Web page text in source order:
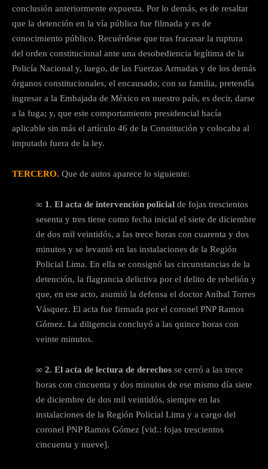
conclusión anteriormente expuesta. Por lo demás, es de resaltar
que la detención en la vía pública fue filmada y es de
conocimiento público. Recuérdese que tras fracasar la ruptura
del orden constitucional ante una desobediencia legítima de la
Policía Nacional y, luego, de las Fuerzas Armadas y de los demás
órganos constitucionales, el encausado, con su familia, pretendía
ingresar a la Embajada de México en nuestro país, es decir, darse
a la fuga; y, que este comportamiento presidencial hacía
aplicable sin más el artículo 46 de la Constitución y colocaba al
imputado fuera de la ley.
TERCERO. Que de autos aparece lo siguiente:
∞ 1. El acta de intervención policial de fojas trescientos
sesenta y tres tiene como fecha inicial el siete de diciembre
de dos mil veintidós, a las trece horas con cuarenta y dos
minutos y se levantó en las instalaciones de la Región
Policial Lima. En ella se consignó las circunstancias de la
detención, la flagrancia delictiva por el delito de rebelión y
que, en ese acto, asumió la defensa el doctor Aníbal Torres
Vásquez. El acta fue firmada por el coronel PNP Ramos
Gómez. La diligencia concluyó a las quince horas con
veinte minutos.
∞ 2. El acta de lectura de derechos se cerró a las trece
horas con cincuenta y dos minutos de ese mismo día siete
de diciembre de dos mil veintidós, siempre en las
instalaciones de la Región Policial Lima y a cargo del
coronel PNP Ramos Gómez [vid.: fojas trescientos
cincuenta y nueve].